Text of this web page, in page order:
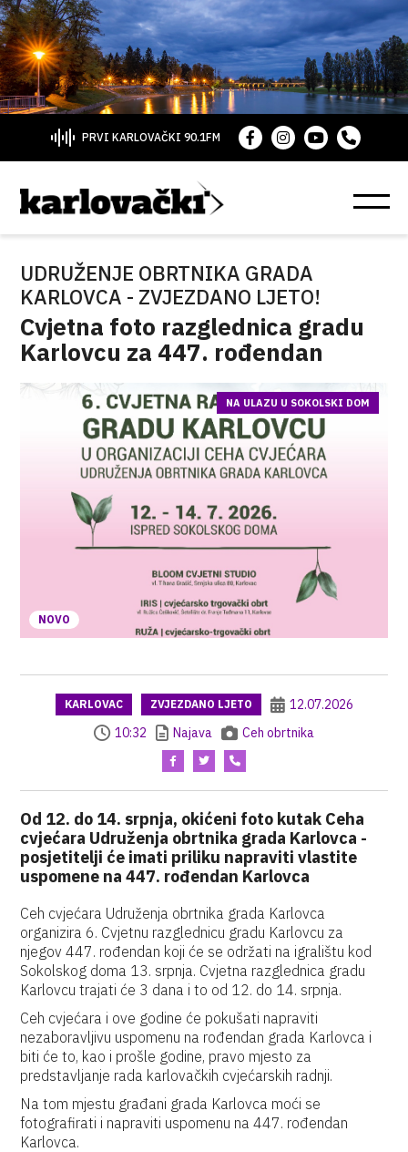
PRVI KARLOVAČKI 90.1FM
UDRUŽENJE OBRTNIKA GRADA
KARLOVCA - ZVJEZDANO LJETO!
Cvjetna foto razglednica gradu
Karlovcu za 447. rođendan
NOVO
NA ULAZU U SOKOLSKI DOM
KARLOVAC ZVJEZDANO LJETO
12.07.2026
10:32
Najava Ceh obrtnika
Od 12. do 14. srpnja, okićeni foto kutak Ceha
cvjećara Udruženja obrtnika grada Karlovca -
posjetitelji će imati priliku napraviti vlastite
uspomene na 447. rođendan Karlovca
Ceh cvjećara Udruženja obrtnika grada Karlovca
organizira 6. Cvjetnu razglednicu gradu Karlovcu za
njegov 447. rođendan koji će se održati na igralištu kod
Sokolskog doma 13. srpnja. Cvjetna razglednica gradu
Karlovcu trajati će 3 dana i to od 12. do 14. srpnja.
Ceh cvjećara i ove godine će pokušati napraviti
nezaboravljivu uspomenu na rođendan grada Karlovca i
biti će to, kao i prošle godine, pravo mjesto za
predstavljanje rada karlovačkih cvjećarskih radnji.
Na tom mjestu građani grada Karlovca moći se
fotografirati i napraviti uspomenu na 447. rođendan
Karlovca.